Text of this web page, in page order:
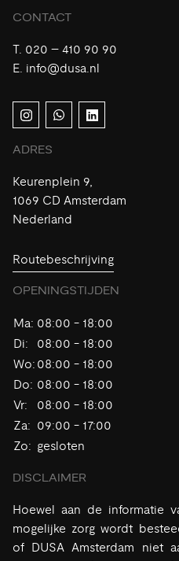
CONTACT
T. 020 – 410 90 90
E. info@dusa.nl
ADRES
Keurenplein 9,
1069 CD Amsterdam
Nederland
Routebeschrijving
OPENINGSTIJDEN
Ma: 08:00 - 18:00
Di:
08:00 - 18:00
Wo: 08:00 - 18:00
Do: 08:00 - 18:00
Vr:
08:00 - 18:00
Za: 09:00 - 17:00
Zo: gesloten
DISCLAIMER
Hoewel aan de informatie
mogelijke zorg wordt
of DUSA Amsterdam niet